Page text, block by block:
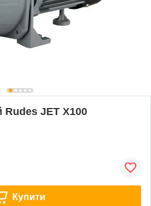
Rudes JET Х100
Купити